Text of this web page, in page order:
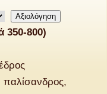
350-800)